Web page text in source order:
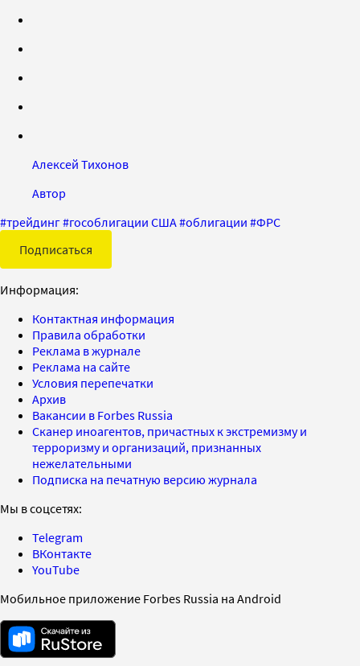
Алексей Тихонов
Автор
#трейдинг#гособлигации США#облигации #ФРС
Подписаться
Информация:
Контактная информация
Правила обработки
Реклама в журнале
Реклама на сайте
Условия перепечатки
Архив
Вакансии в Forbes Russia
Сканер иноагентов, причастных к экстремизму и
терроризму и организаций, признанных
нежелательными
Подписка на печатную версию журнала
Мы в соцсетях:
Telegram
ВКонтакте
YouTube
Мобильное приложение Forbes Russia на Android